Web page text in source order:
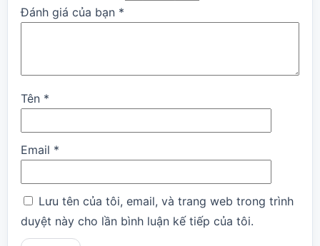
Đánh giá của bạn *
Tên *
Email *
Lưu tên của tôi, email, và trang web trong trình
duyệt này cho lần bình luận kế tiếp của tôi.